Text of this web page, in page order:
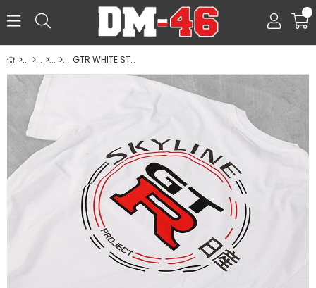
0
GTR WHITE STAMP T-SHIRT